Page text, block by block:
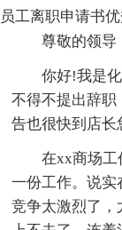
员工离职申请书
尊敬的领导
你好!我是
不得不提出辞职
告也很快到店长
在xx商场工
一份工作。说实
竞争太激烈了